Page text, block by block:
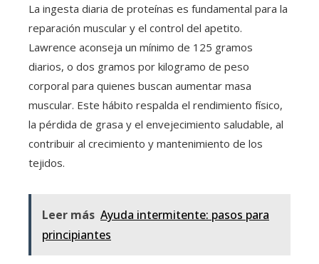
La ingesta diaria de proteínas es fundamental para la
reparación muscular y el control del apetito.
Lawrence aconseja un mínimo de 125 gramos
diarios, o dos gramos por kilogramo de peso
corporal para quienes buscan aumentar masa
muscular. Este hábito respalda el rendimiento físico,
la pérdida de grasa y el envejecimiento saludable, al
contribuir al crecimiento y mantenimiento de los
tejidos.
Leer más Ayuda intermitente: pasos para
principiantes